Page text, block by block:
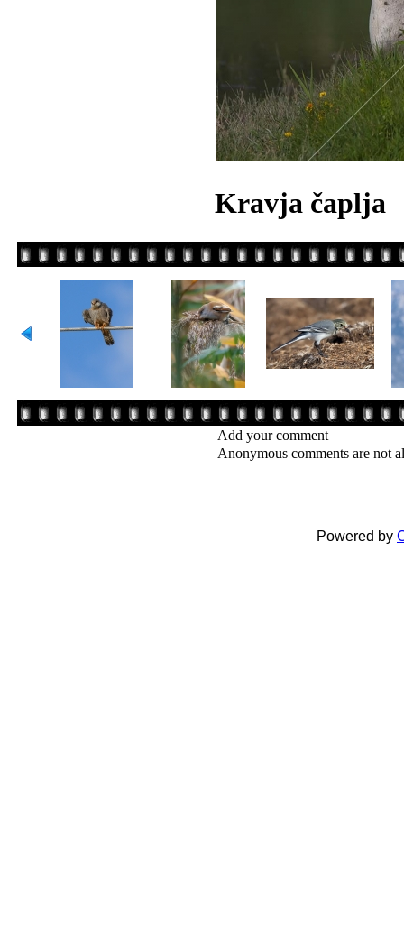
Kravja čaplja
Add your comment
Anonymous comments are not
Powered by